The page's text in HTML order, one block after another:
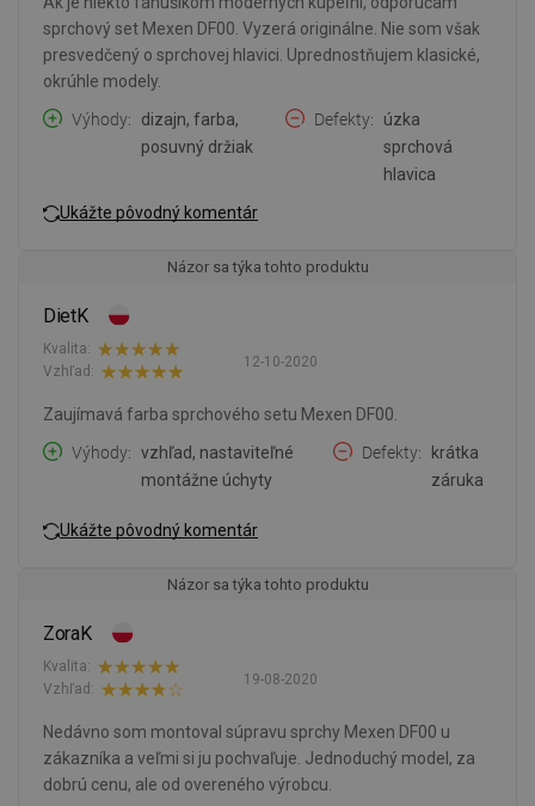
sprchový set Mexen DF00. Vyzerá originálne. Nie som však
presvedčený o sprchovej hlavici. Uprednostňujem klasické,
okrúhle modely.
Výhody
dizajn, farba,
posuvný držiak
Defekty
úzka
sprchová
hlavica
Ukážte pôvodný komentár
Názor sa týka tohto produktu
DietK
12-10-2020
Kvalita:
Vzhľad:
Zaujímavá farba sprchového setu Mexen DF00.
Výhody
vzhľad, nastaviteľné
montážne úchyty
Defekty
krátka
záruka
Ukážte pôvodný komentár
Názor sa týka tohto produktu
ZoraK
19-08-2020
Kvalita:
Vzhľad:
Nedávno som montoval súpravu sprchy Mexen DF00 u
zákazníka a veľmi si ju pochvaľuje. Jednoduchý model, za
dobrú cenu, ale od overeného výrobcu.